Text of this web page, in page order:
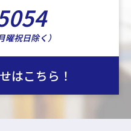
曜祝日除く）
はこちら！